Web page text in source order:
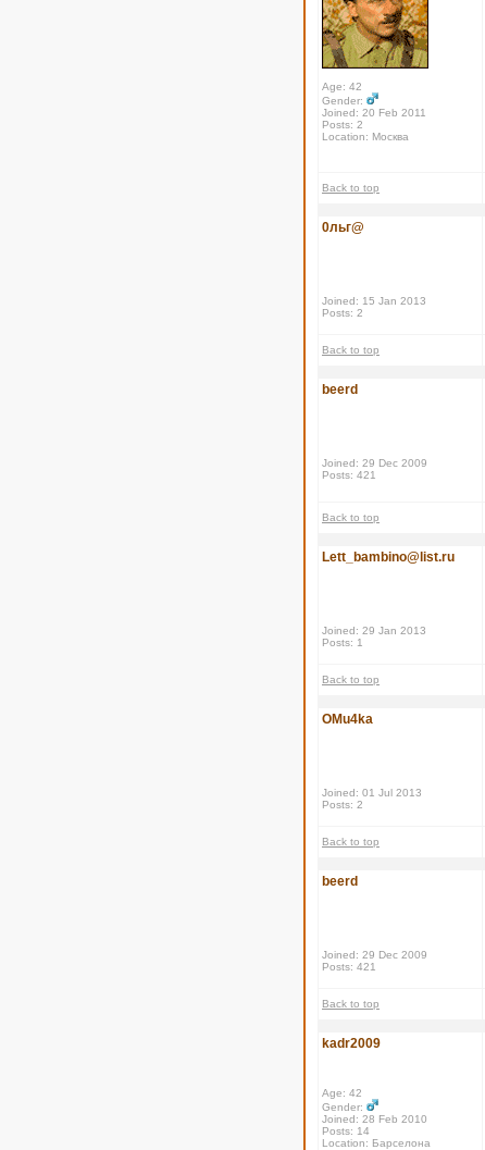
Age: 42
Gender:
Joined: 20 Feb 2011
Posts: 2
Location: Москва
Back to top
0льг@
Joined: 15 Jan 2013
Posts: 2
Back to top
beerd
Joined: 29 Dec 2009
Posts: 421
Back to top
Lett_bambino@list.ru
Joined: 29 Jan 2013
Posts: 1
Back to top
OMu4ka
Joined: 01 Jul 2013
Posts: 2
Back to top
beerd
Joined: 29 Dec 2009
Posts: 421
Back to top
kadr2009
Age: 42
Gender:
Joined: 28 Feb 2010
Posts: 14
Location: Барселона